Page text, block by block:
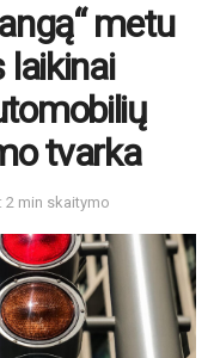
metu
laikinai
tvarka
2 min skaitymo